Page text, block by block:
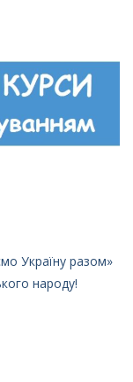
Україну разом»
народу!